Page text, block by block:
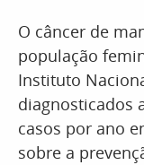
O câncer de
população
Instituto
diagnosticados
casos por ano
sobre a